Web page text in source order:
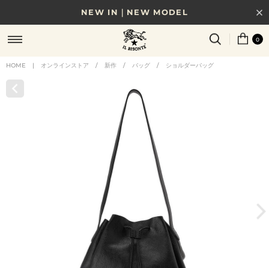
NEW IN｜NEW MODEL
8/17(月)10時まで｜税込11,000円以上で送料無料
贈る相手やシーンから選べる、新しいギフトガイド
0
HOME | オンラインストア / 新作 / バッグ / ショルダーバッグ